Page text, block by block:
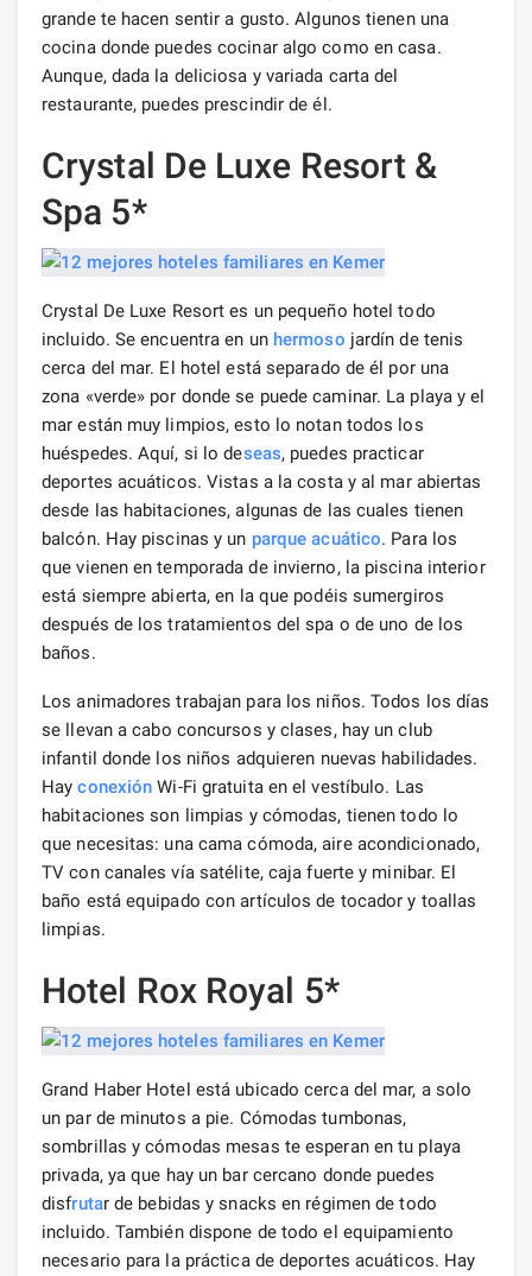
grande te hacen sentir a gusto. Algunos tienen una
cocina donde puedes cocinar algo como en casa.
Aunque, dada la deliciosa y variada carta del
restaurante, puedes prescindir de él.
Crystal De Luxe Resort &
Spa 5*
Crystal De Luxe Resort es un pequeño hotel todo
incluido. Se encuentra en un hermoso jardín de tenis
cerca del mar. El hotel está separado de él por una
zona «verde» por donde se puede caminar. La playa y el
mar están muy limpios, esto lo notan todos los
huéspedes. Aquí, si lo deseas, puedes practicar
deportes acuáticos. Vistas a la costa y al mar abiertas
desde las habitaciones, algunas de las cuales tienen
balcón. Hay piscinas y un parque acuático. Para los
que vienen en temporada de invierno, la piscina interior
está siempre abierta, en la que podéis sumergiros
después de los tratamientos del spa o de uno de los
baños.
Los animadores trabajan para los niños. Todos los días
se llevan a cabo concursos y clases, hay un club
infantil donde los niños adquieren nuevas habilidades.
Hayconexión Wi-Fi gratuita en el vestíbulo. Las
habitaciones son limpias y cómodas, tienen todo lo
que necesitas: una cama cómoda, aire acondicionado,
TV con canales vía satélite, caja fuerte y minibar. El
baño está equipado con artículos de tocador y toallas
limpias.
Hotel Rox Royal 5*
Grand Haber Hotel está ubicado cerca del mar, a solo
un par de minutos a pie. Cómodas tumbonas,
sombrillas y cómodas mesas te esperan en tu playa
privada, ya que hay un bar cercano donde puedes
disfrutar de bebidas y snacks en régimen de todo
incluido. También dispone de todo el equipamiento
necesario para la práctica de deportes acuáticos. Hay